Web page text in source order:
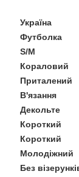
Україна
Футболка
S/M
Кораловий
Приталений
В'язання
Декольте
Короткий
Короткий
Молодіжний
Без